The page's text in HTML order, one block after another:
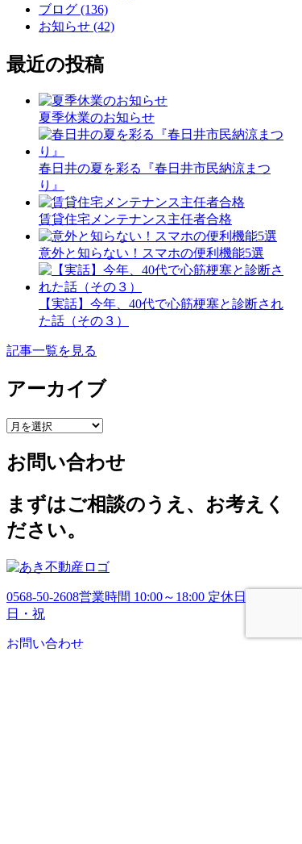
ブログ (136)
お知らせ (42)
最近の投稿
夏季休業のお知らせ
春日井の夏を彩る『春日井市民納涼まつ
り』
賃貸住宅メンテナンス主任者合格
意外と知らない！スマホの便利機能5選
【実話】今年、40代で心筋梗塞と診断され
た話（その３）
記事一覧を見る
アーカイブ
ア
カ
イ
ブ
お問い合わせ
まずはご相談のうえ、お考えく
ださい。
0568-50-2608営業時間 10:00～18:00 定休日 土・
日・祝
お問い合わせ